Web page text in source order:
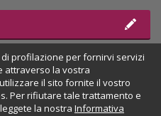
profilazione per fornirvi servizi
attraverso la vostra
il sito fornite il vostro
Per rifiutare tale trattamento e
la nostra Informativa